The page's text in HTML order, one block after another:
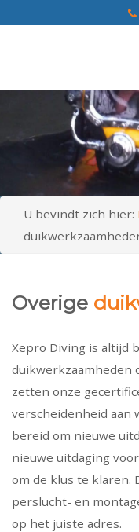
U bevindt zich hier:
Overige
Xepro Diving is altijd
duikwerkzaamheden
zetten onze
verscheidenheid aan
bereid om nieuwe
nieuwe uitdaging
om de klus te klaren.
perslucht- en
op het juiste adres.